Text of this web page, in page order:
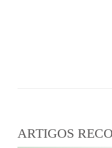
ARTIGOS